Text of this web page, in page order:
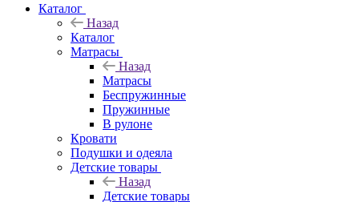
Каталог
Назад
Каталог
Матрасы
Назад
Матрасы
Беспружинные
Пружинные
В рулоне
Кровати
Подушки и одеяла
Детские товары
Назад
Детские товары